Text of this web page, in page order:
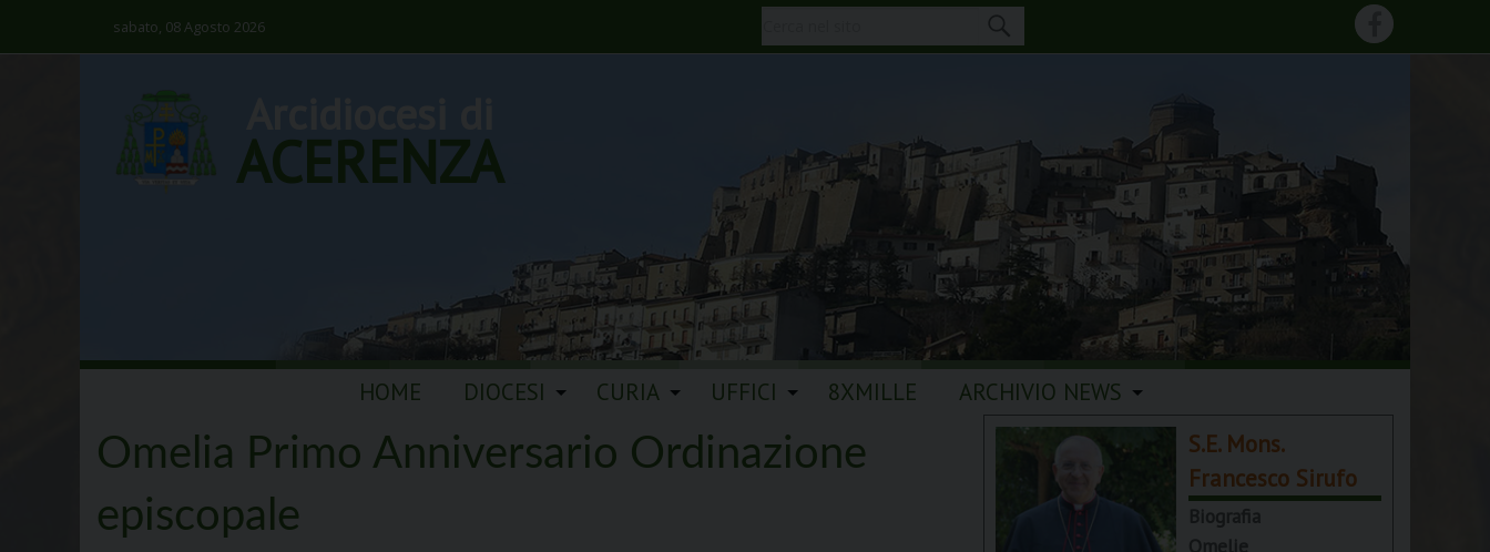
sabato, 08 Agosto 2026
ACERENZA
content
HOME DIOCESI CURIA UFFICI 8XMILLE ARCHIVIO NEWS
Omelia Primo Anniversario Ordinazione
episcopale
S.E. Mons.
Francesco Sirufo